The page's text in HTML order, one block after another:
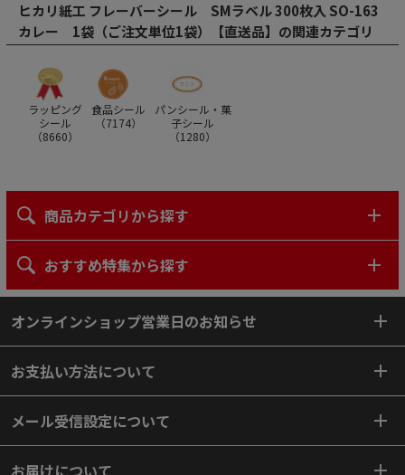
ヒカリ紙工 フレーバーシール SMラベル 300枚入 SO-163
カレー 1袋（ご注文単位1袋）【直送品】の関連カテゴリ
ラッピング
シール
（8660）
食品シール
（7174）
パンシール・菓
子シール
（1280）
商品カテゴリから探す
おすすめ特集から探す
オンラインショップ営業日のお知らせ
お支払い方法について
メール受信設定について